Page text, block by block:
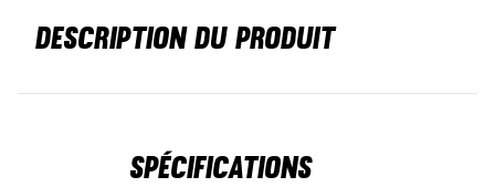
DESCRIPTION DU PRODUIT
Spécifications